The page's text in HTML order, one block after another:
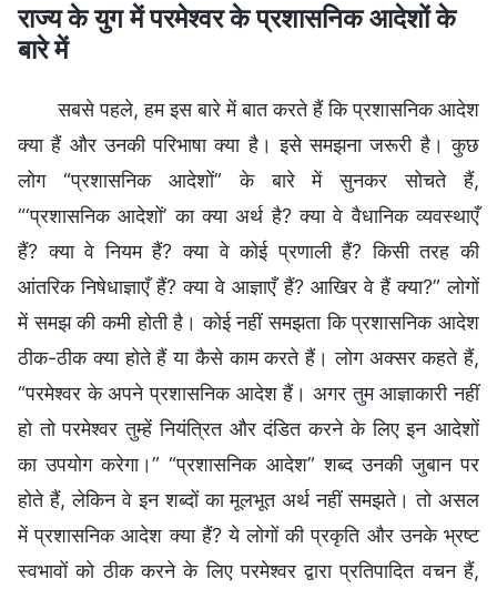
राज्य के युग में परमेश्वर के प्रशासनिक आदेशों के
बारे में
सबसे पहले, हम इस बारे में बात करते हैं कि प्रशासनिक आदेश
क्या हैं और उनकी परिभाषा क्या है। इसे समझना जरूरी है। कुछ
लोग “प्रशासनिक आदेशों” के बारे में सुनकर सोचते हैं,
“‘प्रशासनिक आदेशों’ का क्या अर्थ है? क्या वे वैधानिक व्यवस्थाएँ
हैं? क्या वे नियम हैं? क्या वे कोई प्रणाली हैं? किसी तरह की
आंतरिक निषेधाज्ञाएँ हैं? क्या वे आज्ञाएँ हैं? आखिर वे हैं क्या?” लोगों
में समझ की कमी होती है। कोई नहीं समझता कि प्रशासनिक आदेश
ठीक-ठीक क्या होते हैं या कैसे काम करते हैं। लोग अक्‍सर कहते हैं,
“परमेश्वर के अपने प्रशासनिक आदेश हैं। अगर तुम आज्ञाकारी नहीं
हो तो परमेश्वर तुम्हें नियंत्रित और दंडित करने के लिए इन आदेशों
का उपयोग करेगा।” “प्रशासनिक आदेश” शब्‍द उनकी जुबान पर
होते हैं, लेकिन वे इन शब्‍दों का मूलभूत अर्थ नहीं समझते। तो असल
में प्रशासनिक आदेश क्‍या हैं? ये लोगों की प्रकृति और उनके भ्रष्‍ट
स्‍वभावों को ठीक करने के लिए परमेश्वर द्वारा प्रतिपादित वचन हैं,